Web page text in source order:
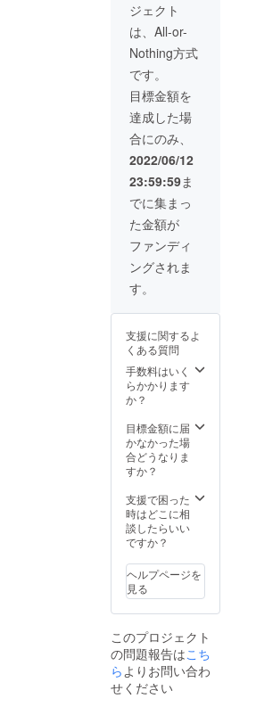
なりま
す。 ※
通常版
はシン
ンの木
製コマ
です。
りま
す。 サ
イズ：S
or M or
L or XL
ラー：
Aパ
ターン-
ボディ/
ホワイ
ト
（White
）＋デ
ザイン
部/ブ
ラック
Bパ
ターン-
ボディ/
デザイ
ン部/ブ
ラック
ボ
ディ：
フォー
トカ
ラーズ
ガーメ
イTシャ
ツ 印
刷：シ
ルクス
ン（表1
版/裏1
ト」 高
品質な
ラバー
製プレ
イマッ
干渉し
てきま
せん。
「悪魔
とロ
シャ
ツ」 イ
ラト
レー
ター
「シ
ウ」が
書き下
ろした
本ゲー
ムの
キャラ
クター
をメイ
セック
スなデ
ザイン
を施し
たTシャ
りま
す。 サ
イズ：S
or M or
カ
ラー：
Aパ
ターン-
ボディ/
ホワイ
ト
ザイン
部/ブ
ラック
Bパ
ターン-
ボディ/
プラン
に付く
テスト
プレイ
版キッ
て製作
者であ
る狐鞭
のカッ
トと貼
り付け
（手作
業）で
制作い
たしま
す。愛
情込め
て制作
します
クオリ
ティで
はな
く、あ
くまで
テスト
になり
ますの
でご了
拘って
制作し
ますの
で仕上
がりを
楽しみ
いただ
けます
と幸い
です。
「悪魔
とロ
リータT
料）
【詳
細】
「製
リータ
の基本
セット
です。
「悪魔
とロ
リータT
シャ
ツ」 イ
ラト
レー
ター
「シ
ろした
本ゲー
ムの
キャラ
クター
をメイ
ユニ
セック
スなデ
たTシャ
ツとな
りま
す。生
色合い
にこだ
わりの
ある
colors
社のボ
ディを
使用
し、着
プレイ
マット
（1枚）
・アク
スタン
ド（1
個） ・
アクリ
ル製の
ぞきコ
マ（1
個）
【金
額】 プ
ラン
10,500
円（送
【詳
「製
品」 悪
魔とロ
リータ
の基本
です。
「悪魔
とロ
リータT
ツ」 イ
ラト
レー
ター
ウ」が
書き下
ろした
本ゲー
キャラ
クター
をメイ
ンに、
両面に
ジェクト
は、All-or-
Nothing方式
です。
目標金額を
達成した場
合にのみ、
2022/06/12
23:59:59ま
でに集まっ
た金額が
ファンディ
ングされま
す。
支援に関するよ
くある質問
手数料はいく
らかかります
か？
目標金額に届
かなかった場
合どうなりま
すか？
支援で困った
時はどこに相
談したらいい
ですか？
ヘルプページを
見る
このプロジェクト
の問題報告はこち
らよりお問い合わ
せください